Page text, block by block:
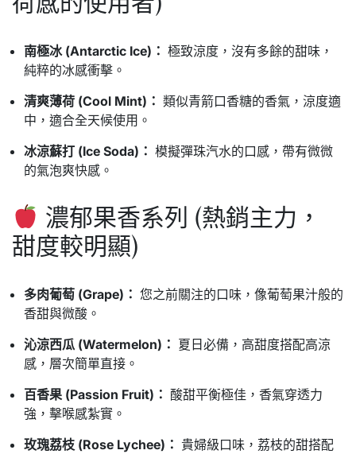
南極冰 (Antarctic Ice)： 極致涼度，沒有多餘的甜味，
純粹的冰感衝擊。
清爽薄荷 (Cool Mint)： 類似青箭口香糖的香氣，涼度適
中，適合全天候使用。
冰涼蘇打 (Ice Soda)： 模擬彈珠汽水的口感，帶有微微
的氣泡爽快感。
濃郁果香系列 (熱銷主力，
甜度較明顯)
多肉葡萄 (Grape)： 您之前關注的口味，像葡萄果汁般的
香甜與微酸。
沁涼西瓜 (Watermelon)： 夏日必備，高甜度搭配高涼
感，層次簡單直接。
百香果 (Passion Fruit)： 酸甜平衡極佳，香氣穿透力
強，擊喉感紮實。
玫瑰荔枝 (Rose Lychee)： 貴婦級口味，荔枝的甜搭配